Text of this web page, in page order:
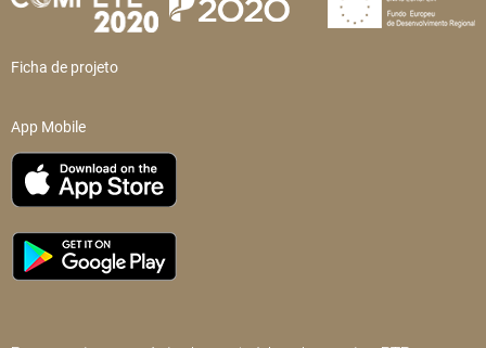
Ficha de projeto
App Mobile